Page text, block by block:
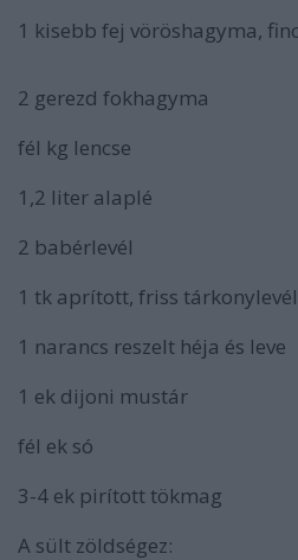
1 kisebb fej vöröshagyma,
2 gerezd fokhagyma
fél kg lencse
1,2 liter alaplé
2 babérlevél
1 tk aprított, friss tárkonylevél
1 narancs reszelt héja és leve
1 ek dijoni mustár
fél ek só
3-4 ek pirított tökmag
A sült zöldségez: